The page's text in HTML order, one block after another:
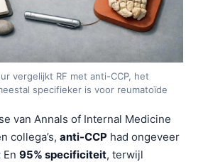
vergelijkt RF met anti-CCP, het
specifieker is voor reumatoïde
van Annals of Internal Medicine
collega’s, anti-CCP had ongeveer
En 95% specificiteit, terwijl